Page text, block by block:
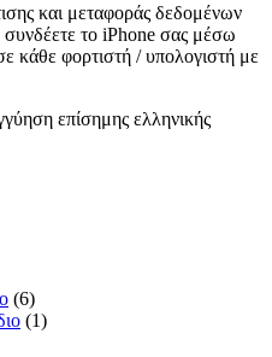
και μεταφοράς δεδομένων
συνδέετε το iPhone σας μέσω
κάθε φορτιστή / υπολογιστή με
επίσημης ελληνικής
(6)
(1)